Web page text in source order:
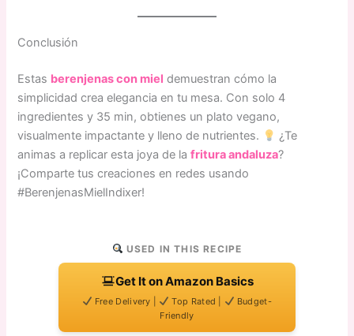
Conclusión
Estas berenjenas con miel demuestran cómo la
simplicidad crea elegancia en tu mesa. Con solo 4
ingredientes y 35 min, obtienes un plato vegano,
visualmente impactante y lleno de nutrientes.
¿Te
animas a replicar esta joya de lafritura andaluza?
¡Comparte tus creaciones en redes usando
#BerenjenasMielIndixer!
USED IN THIS RECIPE
Get It on Amazon Basics
Free Delivery | Top Rated |
Budget-
Friendly